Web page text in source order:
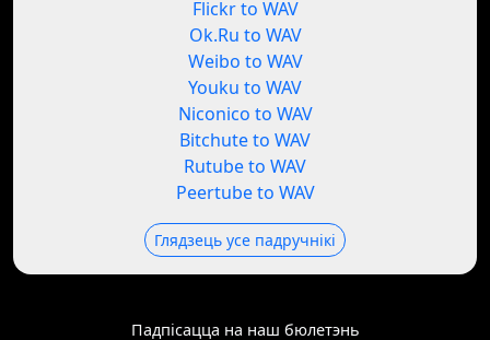
Flickr to WAV
Ok.Ru to WAV
Weibo to WAV
Youku to WAV
Niconico to WAV
Bitchute to WAV
Rutube to WAV
Peertube to WAV
Глядзець усе падручнікі
Падпісацца на наш бюлетэнь